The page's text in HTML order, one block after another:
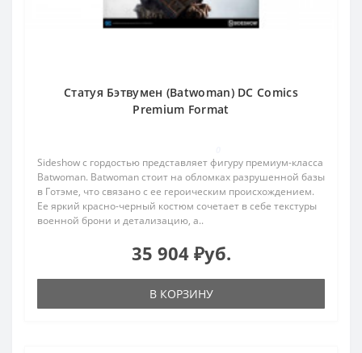
Статуя Бэтвумен (Batwoman) DC Comics
Premium Format
Sideshow с гордостью представляет фигуру премиум-класса
Batwoman. Batwoman стоит на обломках разрушенной базы
в Готэме, что связано с ее героическим происхождением.
Ее яркий красно-черный костюм сочетает в себе текстуры
военной брони и детализацию, а..
35 904 ₽уб.
В КОРЗИНУ